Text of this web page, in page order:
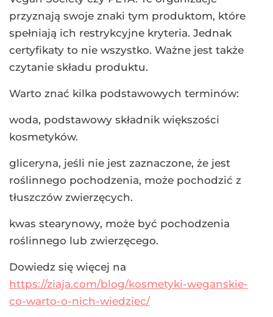
przyznają swoje znaki tym produktom, które
spełniają ich restrykcyjne kryteria. Jednak
certyfikaty to nie wszystko. Ważne jest także
czytanie składu produktu.
Warto znać kilka podstawowych terminów:
woda, podstawowy składnik większości
kosmetyków.
gliceryna, jeśli nie jest zaznaczone, że jest
roślinnego pochodzenia, może pochodzić z
tłuszczów zwierzęcych.
kwas stearynowy, może być pochodzenia
roślinnego lub zwierzęcego.
Dowiedz się więcej na
https://ziaja.com/blog/kosmetyki-weganskie-
co-warto-o-nich-wiedziec/